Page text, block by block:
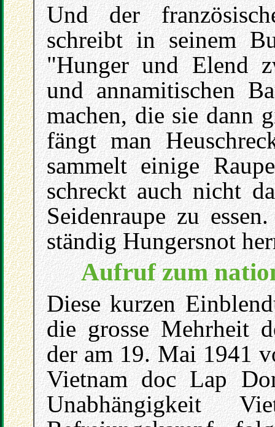
Und der
schreibt in seinem
"Hunger und Elend
und annamitischen
machen, die sie dann
fängt man
sammelt einige
schreckt auch nicht
Seidenraupe zu
ständig Hungersnot
Aufruf zum
Diese kurzen
die grosse Mehrheit
der am 19. Mai 1941
Vietnam doc Lap
Unabhängigkeit